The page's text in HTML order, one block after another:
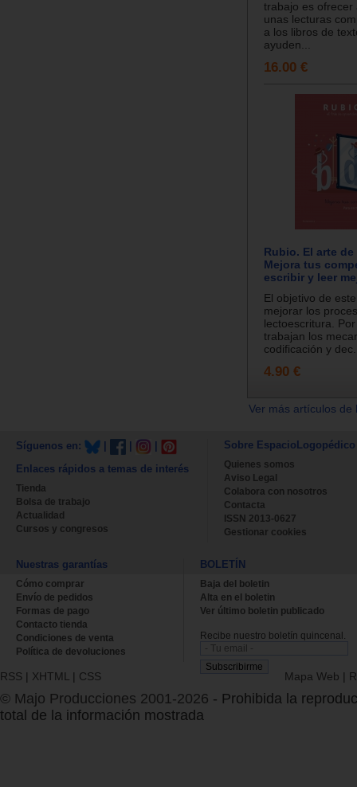
trabajo es ofrecer
unas lecturas
a los libros de
ayuden...
16.00 €
Rubio. El arte de
Mejora tus
escribir y leer
El objetivo de
mejorar los
lectoescritura.
trabajan los
codificación y
4.90 €
Ver más artículos
Síguenos en:
Enlaces rápidos a temas de interés
Tienda
Bolsa de trabajo
Actualidad
Cursos y congresos
Sobre EspacioLogopédico
Quienes somos
Aviso Legal
Colabora con nosotros
Contacta
ISSN 2013-0627
Gestionar cookies
Nuestras garantías
Cómo comprar
Envío de pedidos
Formas de pago
Contacto tienda
Condiciones de venta
Política de devoluciones
BOLETÍN
Baja del boletin
Alta en el boletin
Ver último boletin publicado
Recibe nuestro boletín quincenal.
RSS | XHTML | CSS Mapa Web |
© Majo Producciones 2001-2026 - Prohibida la
total de la información mostrada